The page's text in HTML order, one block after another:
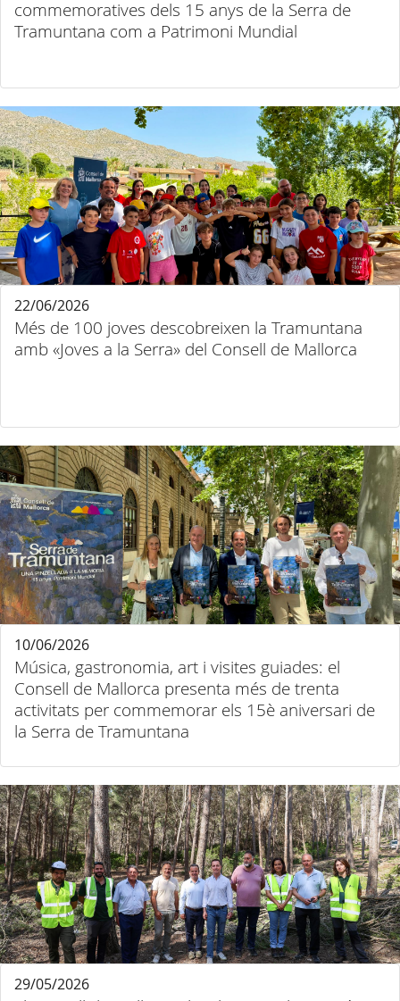
commemoratives dels 15 anys de la Serra de
Tramuntana com a Patrimoni Mundial
Més de 100 joves descobreixen la Tramuntana
amb «Joves a la Serra» del Consell de Mallorca
22/06/2026
Música, gastronomia, art i visites guiades: el
Consell de Mallorca presenta més de trenta
activitats per commemorar els 15è aniversari de
la Serra de Tramuntana
10/06/2026
29/05/2026